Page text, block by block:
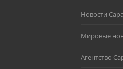
Новости
Мировые
Агентство